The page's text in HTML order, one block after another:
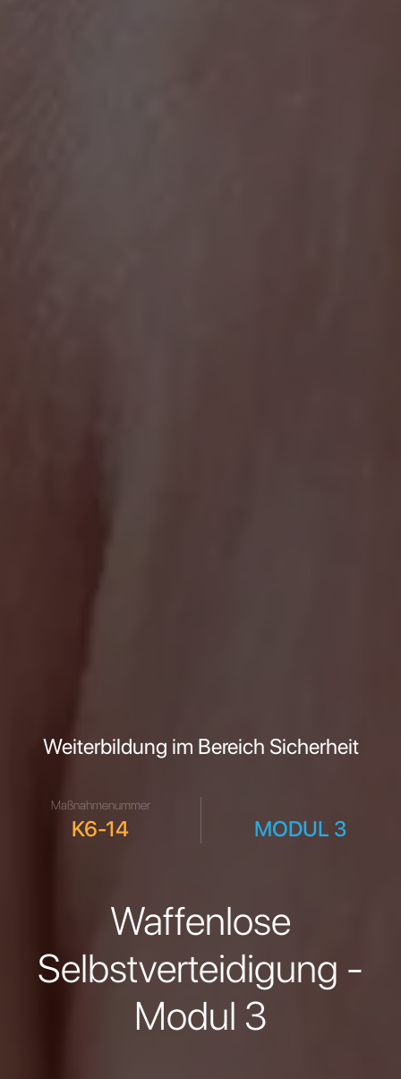
Weiterbildung im Bereich Sicherheit
Maßnahmenummer
K6-14 MODUL 3
Waffenlose
Selbstverteidigung -
Modul 3